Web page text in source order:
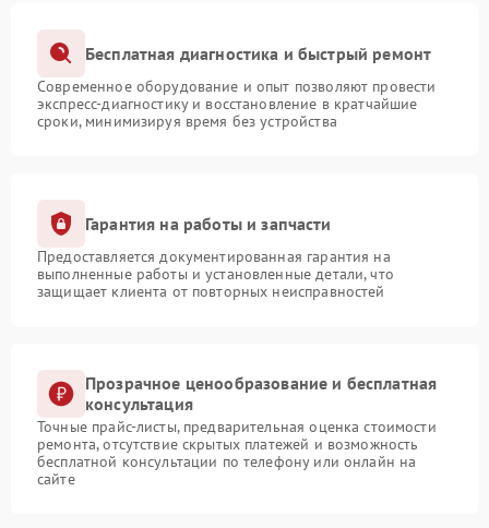
Бесплатная диагностика и быстрый ремонт
Современное оборудование и опыт позволяют провести
экспресс-диагностику и восстановление в кратчайшие
сроки, минимизируя время без устройства
Гарантия на работы и запчасти
Предоставляется документированная гарантия на
выполненные работы и установленные детали, что
защищает клиента от повторных неисправностей
Прозрачное ценообразование и бесплатная
консультация
Точные прайс-листы, предварительная оценка стоимости
ремонта, отсутствие скрытых платежей и возможность
бесплатной консультации по телефону или онлайн на
сайте